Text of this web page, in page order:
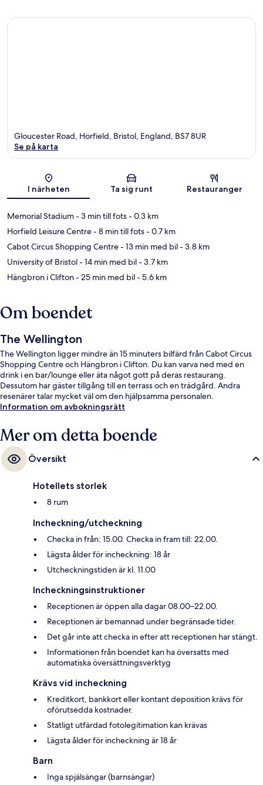
Karta
Gloucester Road, Horfield, Bristol, England, BS7 8UR
Se på karta
I närheten Ta sig runt Restauranger
Memorial Stadium- 3 min till fots- 0.3 km
Horfield Leisure Centre- 8 min till fots- 0.7 km
Cabot Circus Shopping Centre- 13 min med bil- 3.8 km
University of Bristol- 14 min med bil- 3.7 km
Hängbron i Clifton- 25 min med bil- 5.6 km
Om boendet
The Wellington
The Wellington ligger mindre än 15 minuters bilfärd från Cabot Circus
Shopping Centre och Hängbron i Clifton. Du kan varva ned med en
drink i en bar/lounge eller äta något gott på deras restaurang.
Dessutom har gäster tillgång till en terrass och en trädgård. Andra
resenärer talar mycket väl om den hjälpsamma personalen.
Information om avbokningsrätt
Mer om detta boende
Översikt
Hotellets storlek
8 rum
Incheckning/utcheckning
Checka in från: 15.00. Checka in fram till: 22.00.
Lägsta ålder för incheckning: 18 år
Utcheckningstiden är kl. 11.00
Incheckningsinstruktioner
Receptionen är öppen alla dagar 08.00–22.00.
Receptionen är bemannad under begränsade tider.
Det går inte att checka in efter att receptionen har stängt.
Informationen från boendet kan ha översatts med
automatiska översättningsverktyg
Krävs vid incheckning
Kreditkort, bankkort eller kontant deposition krävs för
oförutsedda kostnader.
Statligt utfärdad fotolegitimation kan krävas
Lägsta ålder för incheckning är 18 år
Barn
Inga spjälsängar (barnsängar)